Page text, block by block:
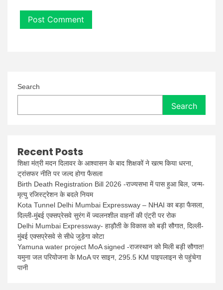
Search
Search
Recent Posts
शिक्षा मंत्री मदन दिलावर के आश्वासन के बाद शिक्षकों ने खत्म किया धरना,
ट्रांसफर नीति पर जल्द होगा फैसला
Birth Death Registration Bill 2026 -राज्यसभा में पास हुआ बिल, जन्म-
मृत्यु रजिस्ट्रेशन के बदले नियम
Kota Tunnel Delhi Mumbai Expressway – NHAI का बड़ा फैसला,
दिल्ली-मुंबई एक्सप्रेसवे सुरंग में ज्वलनशील वाहनों की एंट्री पर रोक
Delhi Mumbai Expressway- हाड़ौती के विकास को बड़ी सौगात, दिल्ली-
मुंबई एक्सप्रेसवे से सीधे जुड़ेगा कोटा
Yamuna water project MoA signed -राजस्थान को मिली बड़ी सौगात!
यमुना जल परियोजना के MoA पर साइन, 295.5 KM पाइपलाइन से पहुंचेगा
पानी